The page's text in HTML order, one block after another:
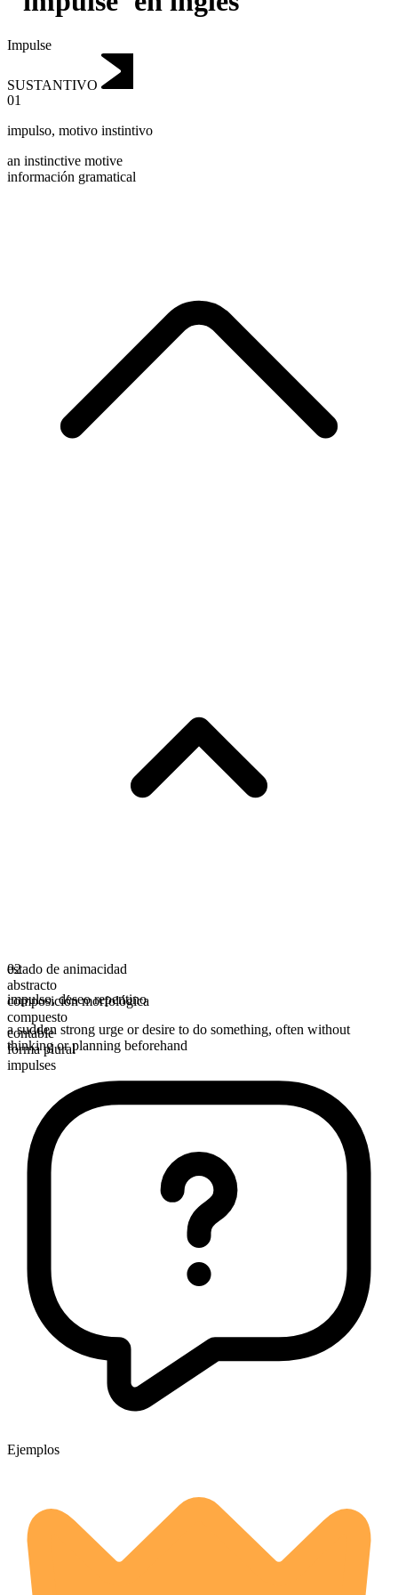
Impulse
SUSTANTIVO
01
impulso, motivo instintivo
an instinctive motive
información gramatical
estado de animacidad
abstracto
composición morfológica
compuesto
contable
forma plural
impulses
02
impulso,deseo repentino
a sudden strong urge or desire to do something, often without
thinking or planning beforehand
Ejemplos